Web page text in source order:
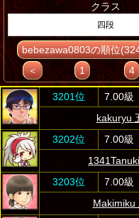
クラス
四段
bebezawa0803の順位
＜
1 4
3201位 7.00級
kakuryu
3202位
7.00級
3203位
7.00級
Makimiku